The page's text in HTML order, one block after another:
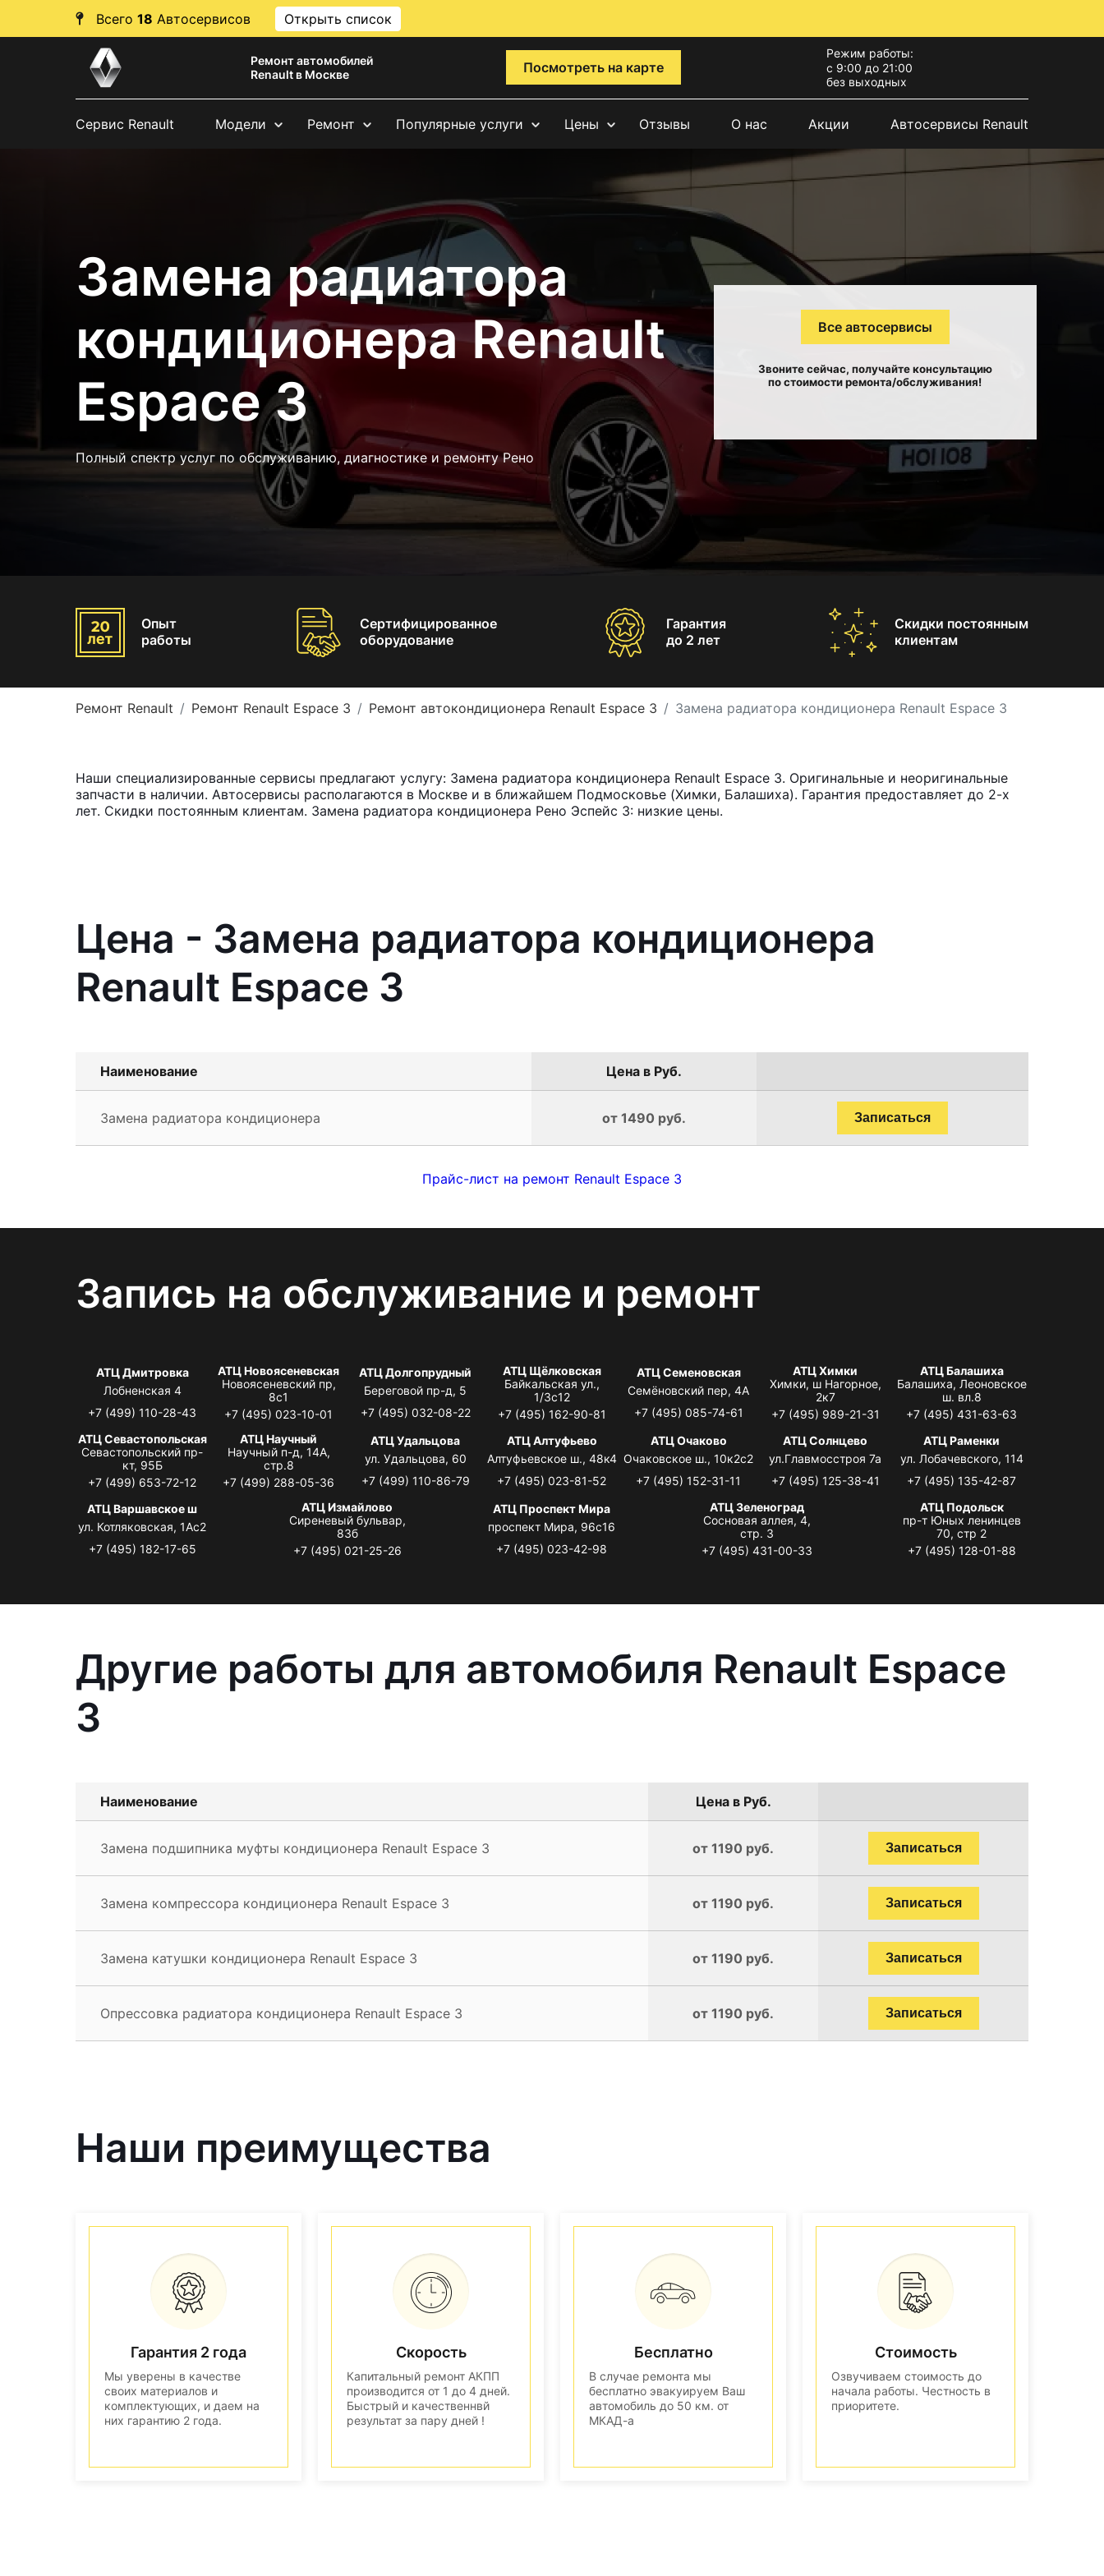
Всего 18 Автосервисов Открыть список
Ремонт автомобилей
Renault в Москве
Посмотреть на карте
Режим работы:
с 9:00 до 21:00
без выходных
Сервис Renault Модели Ремонт Популярные услуги Цены Отзывы О нас Акции Автосервисы Renault
Замена радиатора
кондиционера Renault
Espace 3
Полный спектр услуг по обслуживанию, диагностике и ремонту Рено
Все автосервисы
Звоните сейчас, получайте консультацию
по стоимости ремонта/обслуживания!
Опыт
работы
Сертифицированное
оборудование
Гарантия
до 2 лет
Скидки постоянным
клиентам
Ремонт Renault Ремонт Renault Espace 3 Ремонт автокондиционера Renault Espace 3 Замена радиатора кондиционера Renault Espace 3
Наши специализированные сервисы предлагают услугу: Замена радиатора кондиционера Renault Espace 3. Оригинальные и неоригинальные
запчасти в наличии. Автосервисы располагаются в Москве и в ближайшем Подмосковье (Химки, Балашиха). Гарантия предоставляет до 2-х
лет. Скидки постоянным клиентам. Замена радиатора кондиционера Рено Эспейс 3: низкие цены.
Цена - Замена радиатора кондиционера
Renault Espace 3
Наименование Цена в Руб.
Замена радиатора кондиционера от 1490 руб. Записаться
Прайс-лист на ремонт Renault Espace 3
Запись на обслуживание и ремонт
АТЦ Дмитровка
Лобненская 4
+7 (499) 110-28-43
АТЦ Новоясеневская
Новоясеневский пр,
8с1
+7 (495) 023-10-01
АТЦ Долгопрудный
Береговой пр-д, 5
+7 (495) 032-08-22
АТЦ Щёлковская
Байкальская ул.,
1/3с12
+7 (495) 162-90-81
АТЦ Семеновская
Семёновский пер, 4А
+7 (495) 085-74-61
АТЦ Химки
Химки, ш Нагорное,
2к7
+7 (495) 989-21-31
АТЦ Балашиха
Балашиха, Леоновское
ш. вл.8
+7 (495) 431-63-63
АТЦ Севастопольская
Севастопольский пр-
кт, 95Б
+7 (499) 653-72-12
АТЦ Научный
Научный п-д, 14А,
стр.8
+7 (499) 288-05-36
АТЦ Удальцова
ул. Удальцова, 60
+7 (499) 110-86-79
АТЦ Алтуфьево
Алтуфьевское ш., 48к4
+7 (495) 023-81-52
АТЦ Очаково
Очаковское ш., 10к2с2
+7 (495) 152-31-11
АТЦ Солнцево
ул.Главмосстроя 7а
+7 (495) 125-38-41
АТЦ Раменки
ул. Лобачевского, 114
+7 (495) 135-42-87
АТЦ Варшавское ш
ул. Котляковская, 1Ас2
+7 (495) 182-17-65
АТЦ Измайлово
Сиреневый бульвар,
83б
+7 (495) 021-25-26
АТЦ Проспект Мира
проспект Мира, 96с16
+7 (495) 023-42-98
АТЦ Зеленоград
Сосновая аллея, 4,
стр. 3
+7 (495) 431-00-33
АТЦ Подольск
пр-т Юных ленинцев
70, стр 2
+7 (495) 128-01-88
Другие работы для автомобиля Renault Espace
3
Наименование Цена в Руб.
Замена подшипника муфты кондиционера Renault Espace 3 от 1190 руб. Записаться
Замена компрессора кондиционера Renault Espace 3 от 1190 руб. Записаться
Замена катушки кондиционера Renault Espace 3 от 1190 руб. Записаться
Опрессовка радиатора кондиционера Renault Espace 3 от 1190 руб. Записаться
Наши преимущества
Гарантия 2 года
Мы уверены в качестве
своих материалов и
комплектующих, и даем на
них гарантию 2 года.
Скорость
Капитальный ремонт АКПП
производится от 1 до 4 дней.
Быстрый и качественнвй
результат за пару дней !
Бесплатно
В случае ремонта мы
бесплатно эвакуируем Ваш
автомобиль до 50 км. от
МКАД-а
Стоимость
Озвучиваем стоимость до
начала работы. Честность в
приоритете.